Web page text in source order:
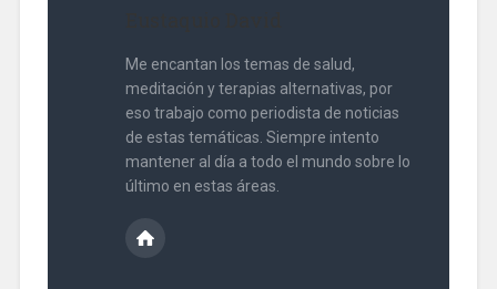
Me encantan los temas de salud,
meditación y terapias alternativas, por
eso trabajo como periodista de noticias
de estas temáticas. Siempre intento
mantener al día a todo el mundo sobre lo
último en estas áreas.